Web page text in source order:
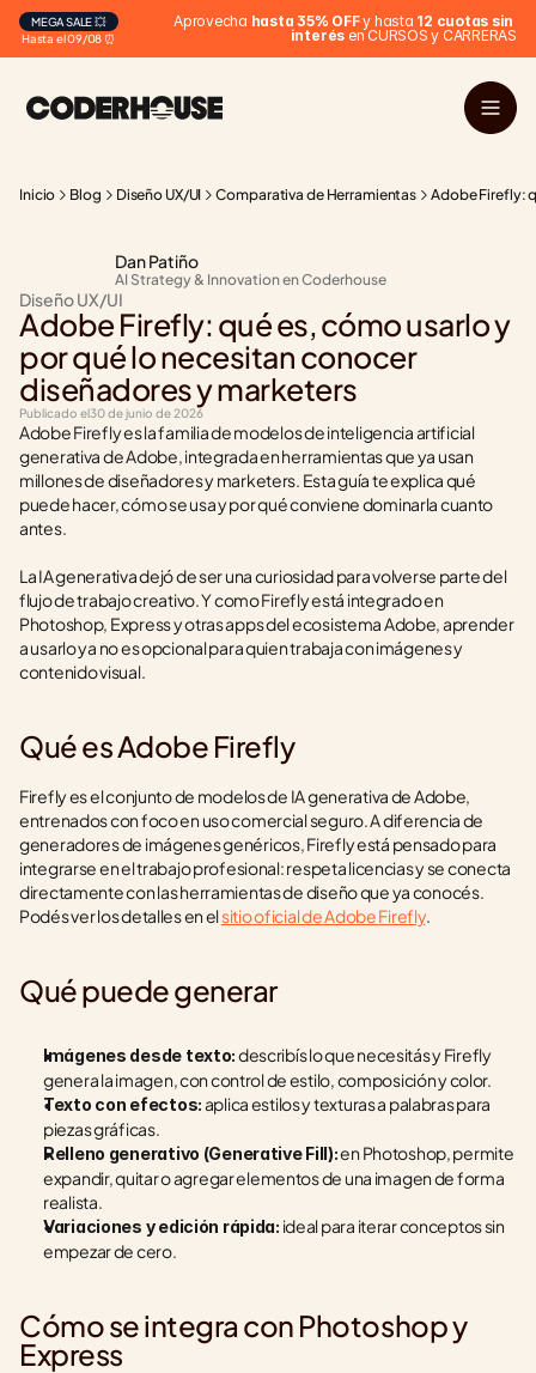
Hasta el 09/08 ⏰
MEGA SALE 💥 Aprovecha hasta 35% OFF y hasta 12 cuotas sin
interés en CURSOS y CARRERAS
Inicio Blog Diseño UX/UI Comparativa de Herramientas Adobe Firefly:
Dan Patiño
AI Strategy & Innovation en Coderhouse
Diseño UX/UI
Adobe Firefly: qué es, cómo usarlo y
por qué lo necesitan conocer
diseñadores y marketers
Publicado el30 de junio de 2026
Adobe Firefly es la familia de modelos de inteligencia artificial
generativa de Adobe, integrada en herramientas que ya usan
millones de diseñadores y marketers. Esta guía te explica qué
puede hacer, cómo se usa y por qué conviene dominarla cuanto
antes.
La IA generativa dejó de ser una curiosidad para volverse parte del
flujo de trabajo creativo. Y como Firefly está integrado en
Photoshop, Express y otras apps del ecosistema Adobe, aprender
a usarlo ya no es opcional para quien trabaja con imágenes y
contenido visual.
Qué es Adobe Firefly
Firefly es el conjunto de modelos de IA generativa de Adobe,
entrenados con foco en uso comercial seguro. A diferencia de
generadores de imágenes genéricos, Firefly está pensado para
integrarse en el trabajo profesional: respeta licencias y se conecta
directamente con las herramientas de diseño que ya conocés.
Podés ver los detalles en el sitio oficial de Adobe Firefly.
Qué puede generar
Imágenes desde texto: describís lo que necesitás y Firefly
genera la imagen, con control de estilo, composición y color.
Texto con efectos: aplica estilos y texturas a palabras para
piezas gráficas.
Relleno generativo (Generative Fill): en Photoshop, permite
expandir, quitar o agregar elementos de una imagen de forma
realista.
Variaciones y edición rápida: ideal para iterar conceptos sin
empezar de cero.
Cómo se integra con Photoshop y
Express